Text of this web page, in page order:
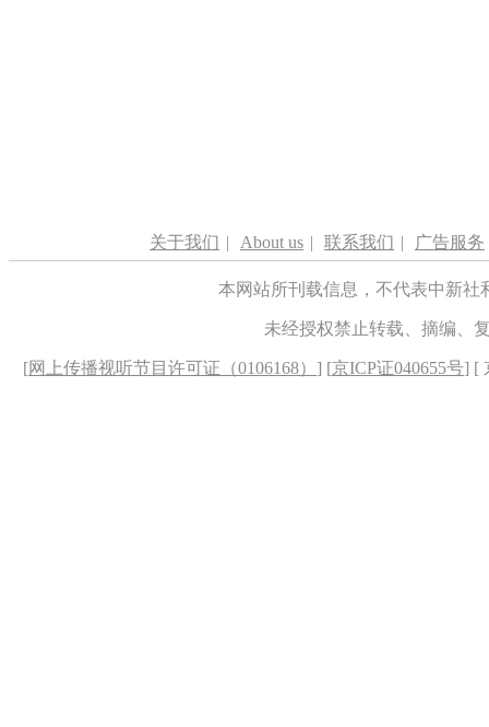
关于我们 | About us | 联系我们 | 广告服务
本网站所刊载信息，不代表中新
未经授权禁止转载、摘编、
[网上传播视听节目许可证（0106168） ] [京ICP证040655号] [